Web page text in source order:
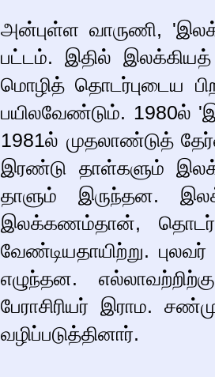
அன்புள்ள வாருணி,
பட்டம். இதில்
மொழித் தொடர்புடைய
பயிலவேண்டும். 1980ல்
1981ல் முதலாண்டுத்
இரண்டு தாள்களும்
தாளும் இருந்தன.
இலக்கணம்தான்,
வேண்டியதாயிற்று.
எழுந்தன.
பேராசிரியர் இராம.
வழிப்படுத்தினார்.